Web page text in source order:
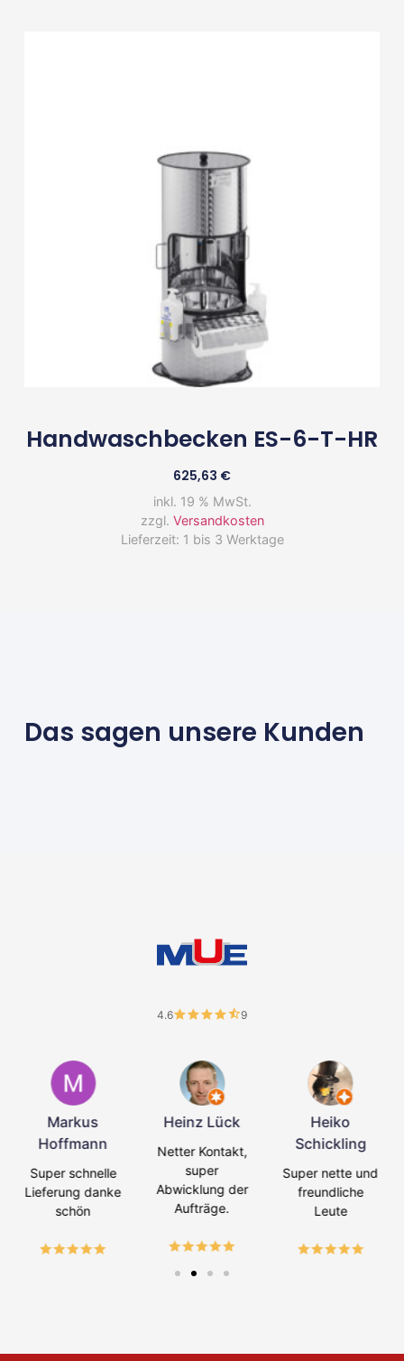
Handwaschbecken ES-6-T-HR
625,63 €
inkl. 19 % MwSt.
zzgl. Versandkosten
Lieferzeit: 1 bis 3 Werktage
Das sagen unsere Kunden
4.6 9
Markus
Hoffmann
Super schnelle
Lieferung danke
schön
Heinz Lück
Netter Kontakt,
super
Abwicklung der
Aufträge.
Heiko
Schickling
Super nette und
freundliche
Leute